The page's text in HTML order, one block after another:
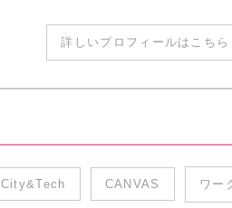
詳しいプロフィールはこち
City&Tech CANVAS ワー